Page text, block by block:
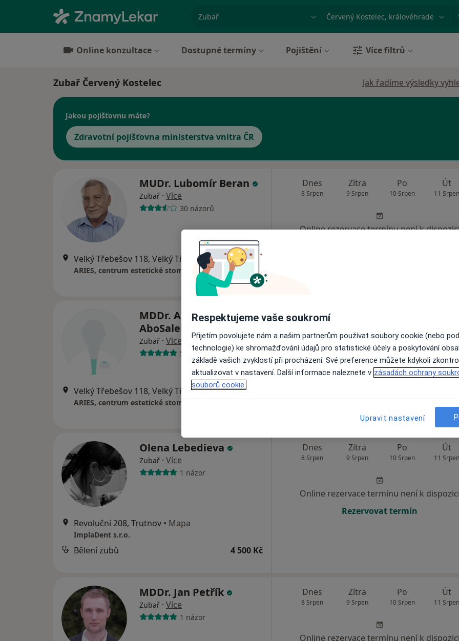
specializace, nemoc nebo příjmeníMěsto nebo region
Online konzultace Dostupné termíny Pojištění Více filtrů
Zubař Červený Kostelec Jak řadíme výsledky
Jakou pojišťovnu máte?
Zdravotní pojišťovna ministerstva vnitra ČR
MUDr. Lubomír Beran
Zubař · Více
30 názorů
Velký Třebešov 118, Velký Třebešov•Mapa
ARIES, centrum estetické stomatologie, s.r.o.
Dnes
8 Srpen
Zítra
9 Srpen
Po
10 Srpen
Út
11 Srpen
Online rezervace termínu není k
MDDr. Ahmad Amin
AboSaleh DDS.
Zubař · Více
5 názorů
Velký Třebešov 118, Velký Třebešov•Mapa
ARIES, centrum estetické stomatologie, s.r.o.
Dnes
Online rezervace termínu není k
Zobrazit telefonní číslo
Olena Lebedieva
Zubař · Více
1 názor
Revoluční 208, Trutnov • Mapa
ImplaDent s.r.o.
Bělení zubů 4 500 Kč
Dnes
8 Srpen
Zítra
9 Srpen
Po
10 Srpen
Út
11 Srpen
Online rezervace termínu není k dispozici
Rezervovat termín
MDDr. Jan Petřík
Zubař · Více
1 názor
Dnes
8 Srpen
Zítra
9 Srpen
Po
10 Srpen
Út
11 Srpen
Online rezervace termínu není k dispozici
Respektujeme vaše soukromí
Přijetím povolujete nám a našim partnerům používat soubory cookie (nebo
technologie) ke shromažďování údajů pro statistické účely a poskytování
základě vašich zvyklostí při procházení. Své preference můžete kdykoli
aktualizovat v nastavení. Další informace naleznete v zásadách ochrany
souborů cookie.
Upravit nastavení